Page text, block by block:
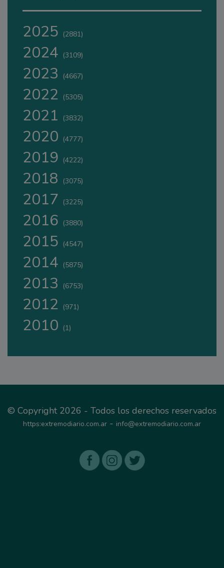
2025 (2881)
2024 (3109)
2023 (4667)
2022 (5305)
2021 (3832)
2020 (4777)
2019 (4222)
2018 (3075)
2017 (3225)
2016 (3880)
2015 (4547)
2014 (5875)
2013 (6753)
2012 (971)
2010 (1)
© Copyright 2026 - Todos los derechos reservados
https:extremodiario.com.ar - info@extremodiario.com.ar